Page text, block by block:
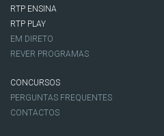
RTP ENSINA
RTP PLAY
EM DIRETO
REVER PROGRAMAS
CONCURSOS
PERGUNTAS FREQUENTES
CONTACTOS